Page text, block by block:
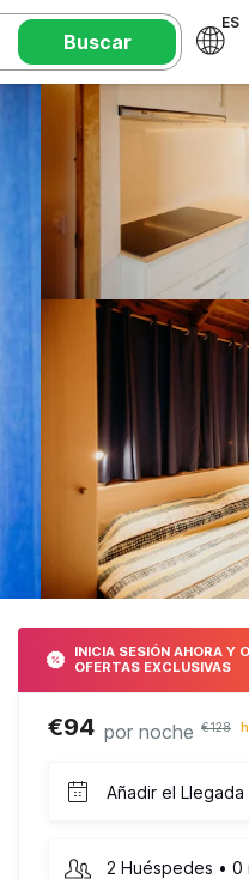
Buscar
ES
INICIA SESIÓN AHORA Y
OFERTAS EXCLUSIVAS
€94 por noche €128
Añadir el Llegada
2 Huéspedes • 0